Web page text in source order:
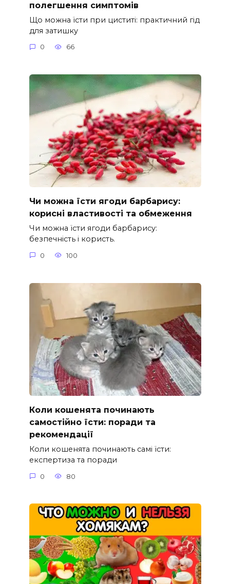
полегшення симптомів
Що можна їсти при циститі: практичний гід
для затишку
0 66
Чи можна їсти ягоди барбарису:
корисні властивості та обмеження
Чи можна їсти ягоди барбарису:
безпечність і користь.
0 100
Коли кошенята починають
самостійно їсти: поради та
рекомендації
Коли кошенята починають самі їсти:
експертиза та поради
0 80